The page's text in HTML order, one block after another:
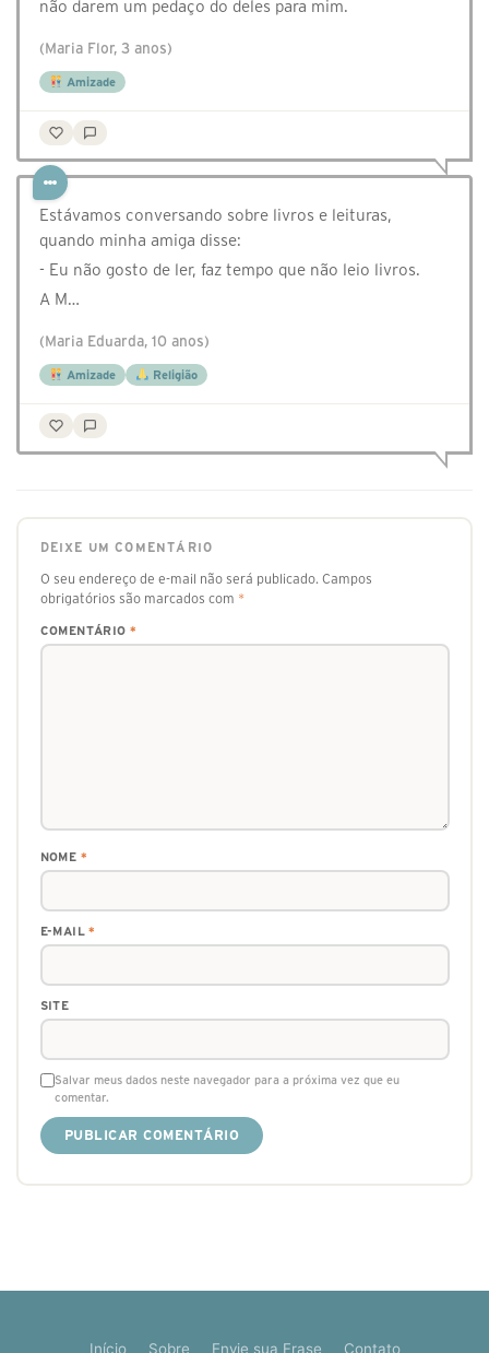
não darem um pedaço do deles para mim.
(Maria Flor, 3 anos)
Amizade
Estávamos conversando sobre livros e leituras,
quando minha amiga disse:
- Eu não gosto de ler, faz tempo que não leio livros.
A M…
(Maria Eduarda, 10 anos)
Amizade Religião
DEIXE UM COMENTÁRIO
O seu endereço de e-mail não será publicado. Campos
obrigatórios são marcados com *
COMENTÁRIO *
NOME *
E-MAIL*
SITE
Salvar meus dados neste navegador para a próxima vez que eu
comentar.
Início Sobre Envie sua Frase Contato